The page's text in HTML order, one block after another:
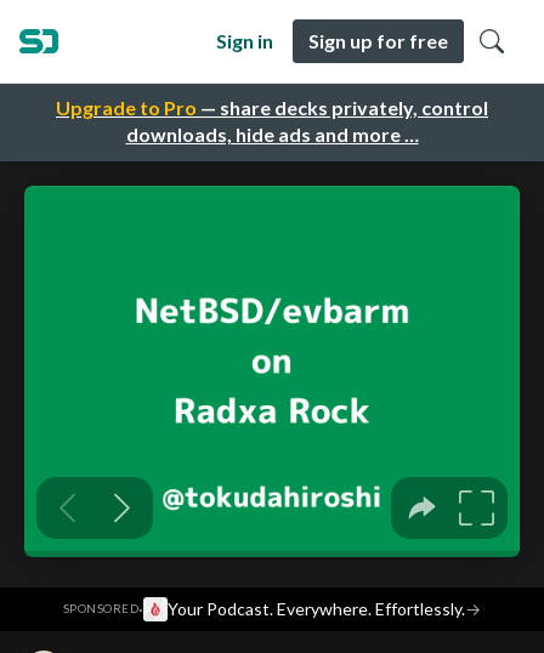
Upgrade to Pro — share decks privately, control
downloads, hide ads and more …
Sign in Sign up for free
SPONSORED· Your Podcast. Everywhere. Effortlessly.→